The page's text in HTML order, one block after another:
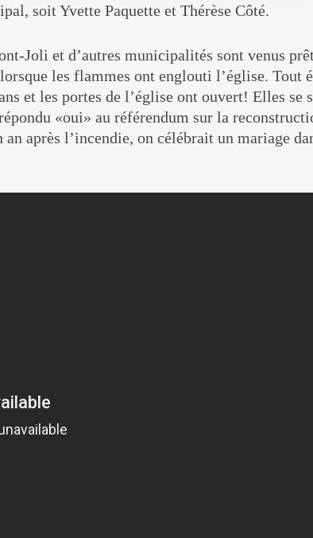
soit Yvette Paquette et Thérèse Côté.
Joli et d’autres municipalités sont venus
les flammes ont englouti l’église. Tout
et les portes de l’église ont ouvert! Elles se
«oui» au référendum sur la
après l’incendie, on célébrait un mariage